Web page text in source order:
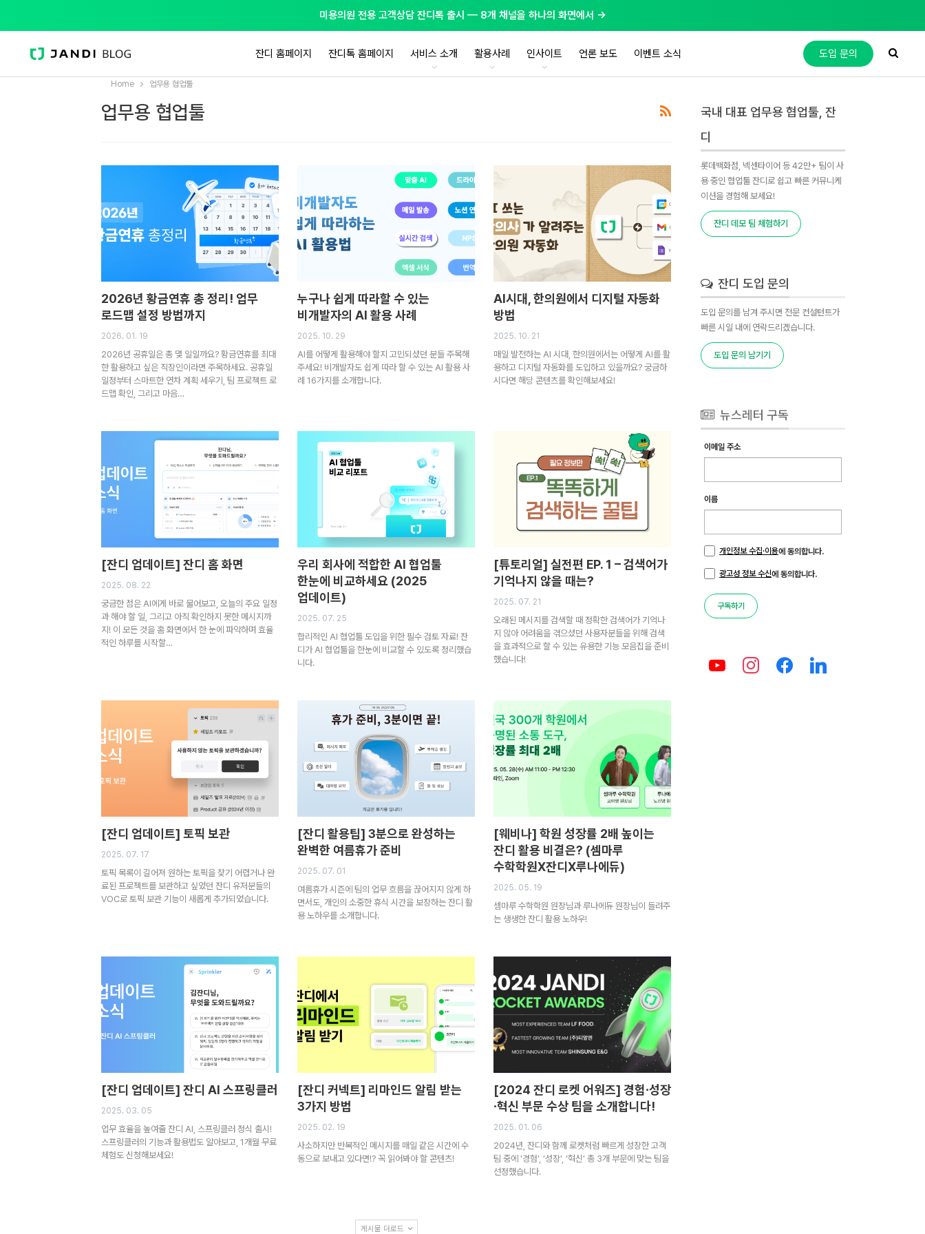
미용의원 전용 고객상담 잔디톡 출시 — 8개 채널을 하나의 화면에서 →
도입 문의
잔디 홈페이지 잔디톡 홈페이지 서비스 소개 활용사례 인사이트 언론 보도 이벤트 소식
Home 업무용 협업툴
업무용 협업툴
2026년 황금연휴 총 정리! 업무
로드맵 설정 방법까지
2026. 01. 19
2026년 공휴일은 총 몇 일일까요? 황금연휴를 최대
한 활용하고 싶은 직장인이라면 주목하세요. 공휴일
일정부터 스마트한 연차 계획 세우기, 팀 프로젝트 로
드맵 확인, 그리고 마음…
누구나 쉽게 따라할 수 있는
비개발자의 AI 활용 사례
2025. 10. 29
AI를 어떻게 활용해야 할지 고민되셨던 분들 주목해
주세요! 비개발자도 쉽게 따라 할 수 있는 AI 활용 사
례 16가지를 소개합니다.
AI시대, 한의원에서 디지털 자동화
방법
2025. 10. 21
매일 발전하는 AI 시대, 한의원에서는 어떻게 AI를 활
용하고 디지털 자동화를 도입하고 있을까요? 궁금하
시다면 해당 콘텐츠를 확인해보세요!
[잔디 업데이트] 잔디 홈 화면
2025. 08. 22
궁금한 점은 AI에게 바로 물어보고, 오늘의 주요 일정
과 해야 할 일, 그리고 아직 확인하지 못한 메시지까
지! 이 모든 것을 홈 화면에서 한 눈에 파악하며 효율
적인 하루를 시작할…
우리 회사에 적합한 AI 협업툴
한눈에 비교하세요 (2025
업데이트)
2025. 07. 25
합리적인 AI 협업툴 도입을 위한 필수 검토 자료! 잔
디가 AI 협업툴을 한눈에 비교할 수 있도록 정리했습
니다.
[튜토리얼] 실전편 EP. 1 – 검색어가
기억나지 않을 때는?
2025. 07. 21
오래된 메시지를 검색할 때 정확한 검색어가 기억나
지 않아 어려움을 겪으셨던 사용자분들을 위해 검색
을 효과적으로 할 수 있는 유용한 기능 모음집을 준비
했습니다!
[잔디 업데이트] 토픽 보관
2025. 07. 17
토픽 목록이 길어져 원하는 토픽을 찾기 어렵거나 완
료된 프로젝트를 보관하고 싶었던 잔디 유저분들의
VOC로 토픽 보관 기능이 새롭게 추가되었습니다.
[잔디 활용팁] 3분으로 완성하는
완벽한 여름휴가 준비
2025. 07. 01
여름휴가 시즌에 팀의 업무 흐름을 끊어지지 않게 하
면서도, 개인의 소중한 휴식 시간을 보장하는 잔디 활
용 노하우를 소개합니다.
[웨비나] 학원 성장률 2배 높이는
잔디 활용 비결은? (셈마루
수학학원X잔디X루나에듀)
2025. 05. 19
셈마루 수학학원 원장님과 루나에듀 원장님이 들려주
는 생생한 잔디 활용 노하우!
[잔디 업데이트] 잔디 AI 스프링클러
2025. 03. 05
업무 효율을 높여줄 잔디 AI, 스프링클러 정식 출시!
스프링클러의 기능과 활용법도 알아보고, 1개월 무료
체험도 신청해보세요!
[잔디 커넥트] 리마인드 알림 받는
3가지 방법
2025. 02. 19
사소하지만 반복적인 메시지를 매일 같은 시간에 수
동으로 보내고 있다면!? 꼭 읽어봐야 할 콘텐츠!
[2024 잔디 로켓 어워즈] 경험∙성장
∙혁신 부문 수상 팀을 소개합니다!
2025. 01. 06
2024년, 잔디와 함께 로켓처럼 빠르게 성장한 고객
팀 중에 '경험’, ‘성장’, ‘혁신’ 총 3개 부문에 맞는 팀을
선정했습니다.
게시물 더로드
국내 대표 업무용 협업툴, 잔
디
롯데백화점, 넥센타이어 등 42만+ 팀이 사
용 중인 협업툴 잔디로 쉽고 빠른 커뮤니케
이션을 경험해 보세요!
잔디 데모 팀 체험하기
잔디 도입 문의
도입 문의를 남겨 주시면 전문 컨설턴트가
빠른 시일 내에 연락드리겠습니다.
도입 문의 남기기
뉴스레터 구독
이메일 주소
이름
개인정보 수집·이용에 동의합니다.
광고성 정보 수신에 동의합니다.
구독하기